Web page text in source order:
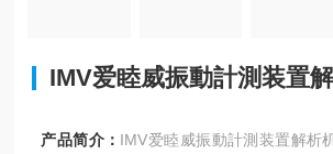
IMV爱睦威振動計測装置
产品简介： IMV爱睦威振動計測装置解析